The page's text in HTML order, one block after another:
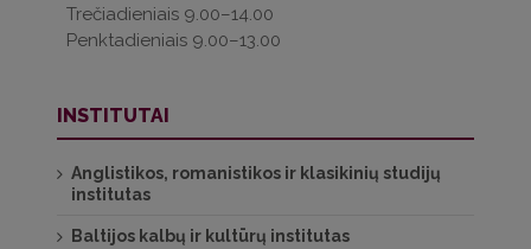
Trečiadieniais 9.00–14.00
Penktadieniais 9.00–13.00
INSTITUTAI
Anglistikos, romanistikos ir klasikinių studijų
institutas
Baltijos kalbų ir kultūrų institutas